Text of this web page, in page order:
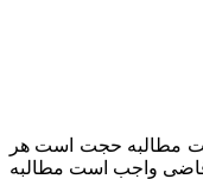
مطالبه حجت است هر
قاضی واجب است مطالبه